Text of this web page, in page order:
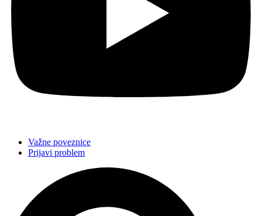
Važne poveznice
Prijavi problem